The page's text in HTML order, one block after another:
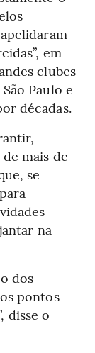
em
clubes
Paulo e
décadas.
mais de
se
na
dos
pontos
disse o